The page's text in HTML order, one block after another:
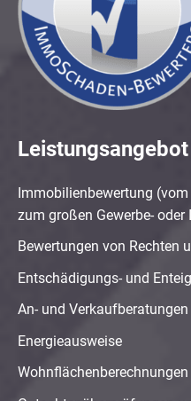
Leistungsangebot
Immobilienbewertung
zum großen Gewerbe-
Bewertungen von Rechten
Entschädigungs- und
An- und Verkaufberatungen
Energieausweise